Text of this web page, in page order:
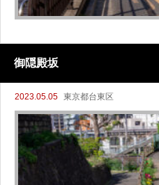
御隠殿坂
2023.05.05 東京都台東区